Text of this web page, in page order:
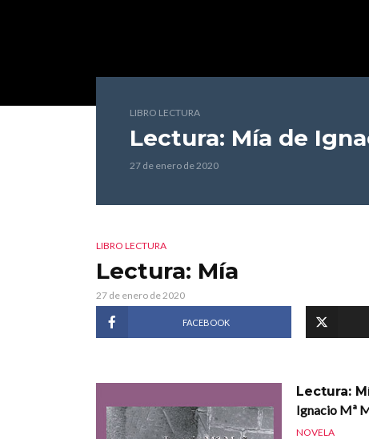
LIBRO LECTURA
Lectura: Mía de
27 de enero de 2020
LIBRO LECTURA
Lectura: Mía
27 de enero de 2020
FACEBOOK
Lectura:
Ignacio Mª
NOVELA